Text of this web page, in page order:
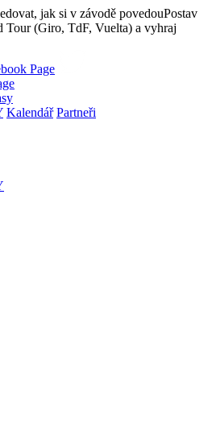
jak si v závodě povedouPostav
Tour (Giro, TdF, Vuelta) a vyhraj
Kalendář Partneři